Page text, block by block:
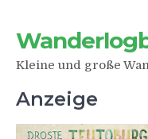
Kleine und große
Anzeige